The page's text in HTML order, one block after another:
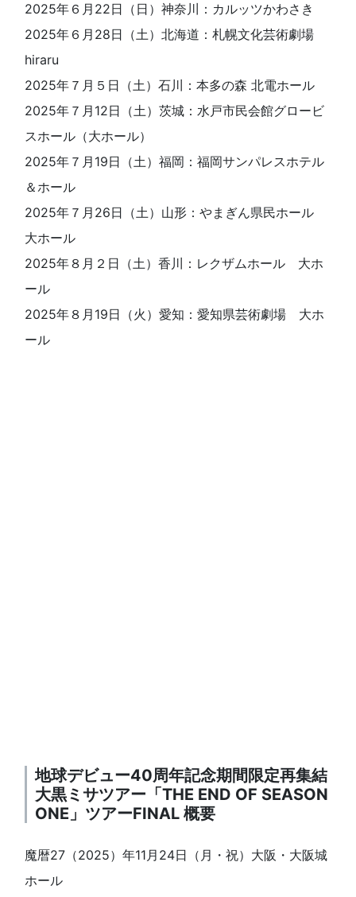
2025年６月22日（日）神奈川：カルッツかわさき
2025年６月28日（土）北海道：札幌文化芸術劇場
hiraru
2025年７月５日（土）石川：本多の森 北電ホール
2025年７月12日（土）茨城：水戸市民会館グロービ
スホール（大ホール）
2025年７月19日（土）福岡：福岡サンパレスホテル
＆ホール
2025年７月26日（土）山形：やまぎん県民ホール
大ホール
2025年８月２日（土）香川：レクザムホール 大ホ
ール
2025年８月19日（火）愛知：愛知県芸術劇場 大ホ
ール
地球デビュー40周年記念期間限定再集結
大黒ミサツアー「THE END OF SEASON
ONE」ツアーFINAL 概要
魔暦27（2025）年11月24日（月・祝）大阪・大阪城
ホール